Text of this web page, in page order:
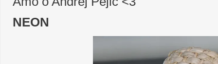
NEON